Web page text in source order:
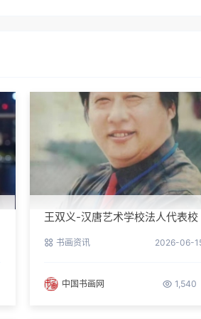
王双义-汉唐艺术学校法人代表校
书画资讯 2026-06-
中国书画网 1,540